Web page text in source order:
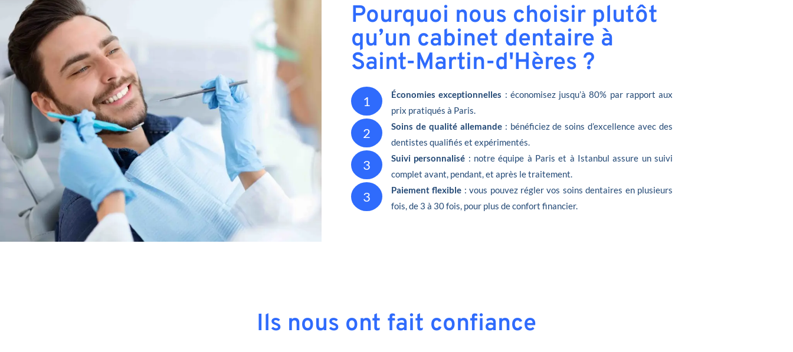
Pourquoi nous choisir plutôt
qu’un cabinet dentaire à
Saint-Martin-d'Hères ?
1 Économies exceptionnelles : économisez jusqu’à 80% par rapport aux
prix pratiqués à Paris.
2 Soins de qualité allemande: bénéficiez de soins d’excellence avec des
dentistes qualifiés et expérimentés.
3 Suivi personnalisé : notre équipe à Paris et à Istanbul assure un suivi
complet avant, pendant, et après le traitement.
3 Paiement flexible : vous pouvez régler vos soins dentaires en plusieurs
fois, de 3 à 30 fois, pour plus de confort financier.
Ils nous ont fait confiance